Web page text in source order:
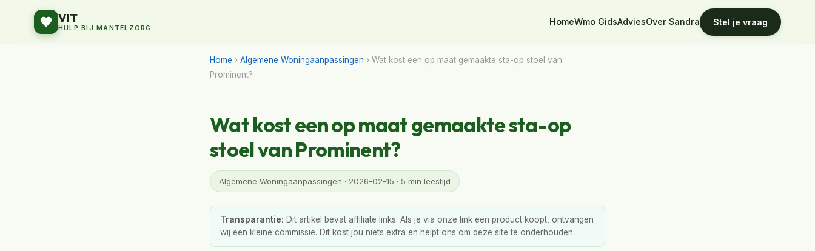
VIT
HULP BIJ MANTELZORG
HomeWmo GidsAdviesOver Sandra Stel je vraag
Home › Algemene Woningaanpassingen › Wat kost een op maat gemaakte sta-op stoel van
Prominent?
Wat kost een op maat gemaakte sta-op
stoel van Prominent?
Algemene Woningaanpassingen · 2026-02-15 · 5 min leestijd
Transparantie: Dit artikel bevat affiliate links. Als je via onze link een product koopt, ontvangen
wij een kleine commissie. Dit kost jou niets extra en helpt ons om deze site te onderhouden.